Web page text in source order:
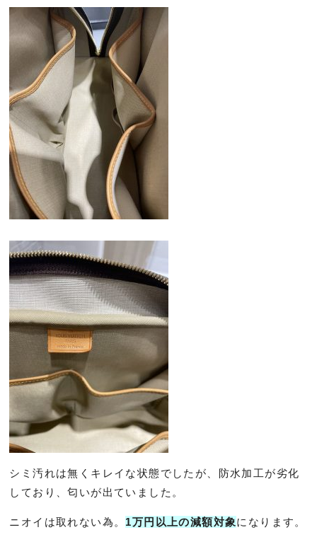
シミ汚れは無くキレイな状態でしたが、防水加工が劣化
しており、匂いが出ていました。
ニオイは取れない為。 1万円以上の減額対象になります。